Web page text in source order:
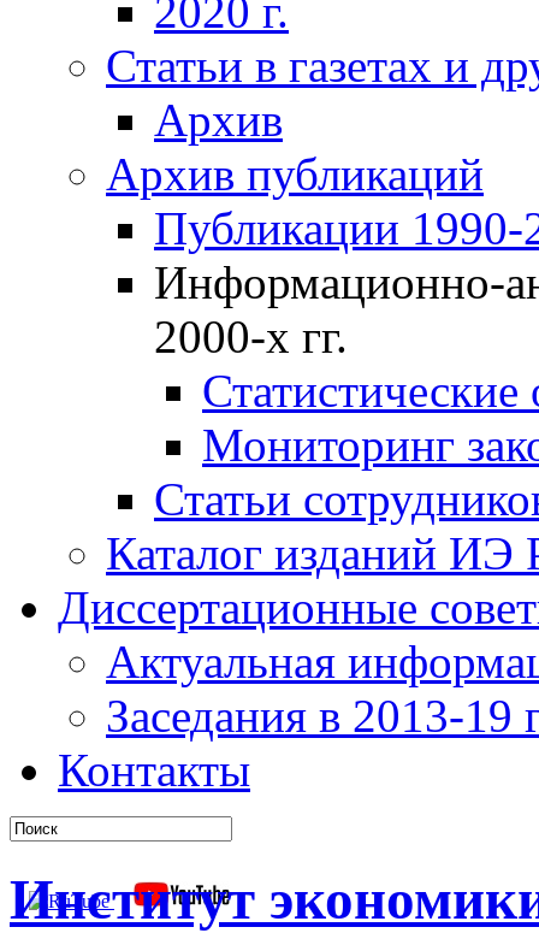
2020 г.
Статьи в газетах и
Архив
Архив публикаций
Публикации 1990-
Информационно-
2000-х гг.
Мониторинг
Статьи
Каталог изданий ИЭ
Диссертационные
Актуальная
Заседания в 2013-19
Контакты
Институт